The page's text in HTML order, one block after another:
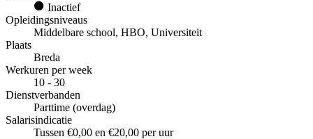
Inactief
Opleidingsniveaus
Middelbare school, HBO, Universiteit
Plaats
Breda
Werkuren per week
10 - 30
Dienstverbanden
Parttime (overdag)
Salarisindicatie
Tussen €0,00 en €20,00 per uur